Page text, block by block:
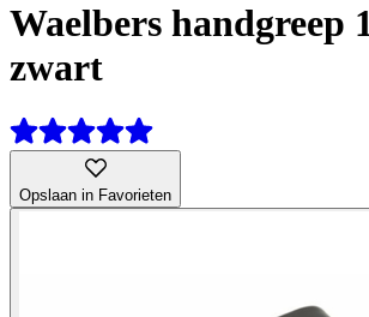
Waelbers handgreep
zwart
Opslaan in Favorieten